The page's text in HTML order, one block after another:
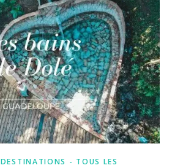
DESTINATIONS - TOUS LES